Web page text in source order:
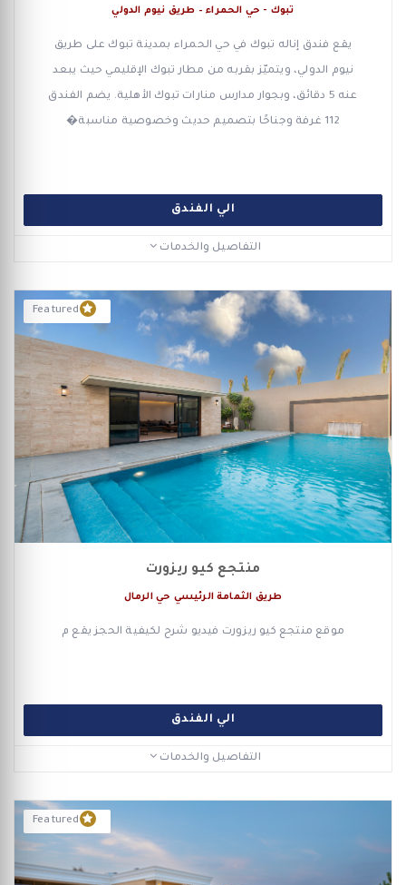
تبوك - حي الحمراء – طريق نيوم الدولي
يقع فندق إناله تبوك في حي الحمراء بمدينة تبوك على طريق
نيوم الدولي، ويتميّز بقربه من مطار تبوك الإقليمي حيث يبعد
عنه 5 دقائق، وبجوار مدارس منارات تبوك الأهلية. يضم الفندق
112 غرفة وجناحًا بتصميم حديث وخصوصية مناسبة�
الي الفندق
التفاصيل والخدمات
Featured
منتجع كيو ريزورت
طريق الثمامة الرئيسي حي الرمال
موقع منتجع كيو ريزورت فيديو شرح لكيفية الحجز يقع م
الي الفندق
التفاصيل والخدمات
Featured